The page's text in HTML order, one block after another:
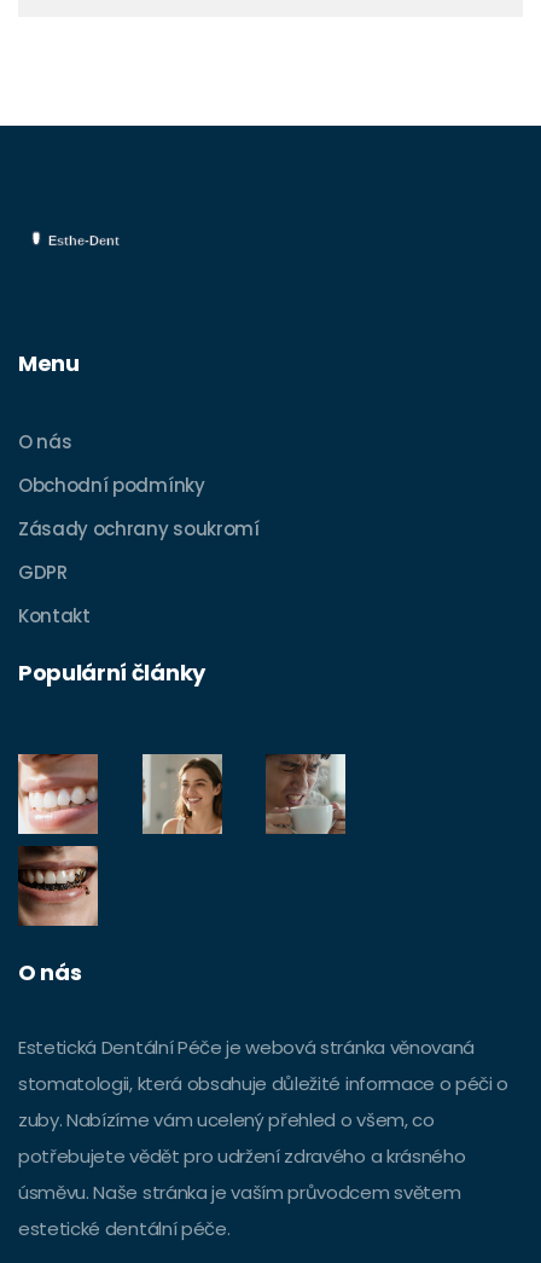
Menu
O nás
Obchodní podmínky
Zásady ochrany soukromí
GDPR
Kontakt
Populární články
O nás
Estetická Dentální Péče je webová stránka věnovaná
stomatologii, která obsahuje důležité informace o péči o
zuby. Nabízíme vám ucelený přehled o všem, co
potřebujete vědět pro udržení zdravého a krásného
úsměvu. Naše stránka je vaším průvodcem světem
estetické dentální péče.